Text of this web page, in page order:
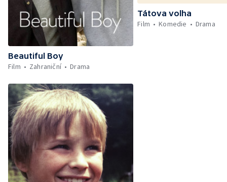
Beautiful Boy
Film
Zahraniční Drama
Tátova volha
Film
Komedie Drama